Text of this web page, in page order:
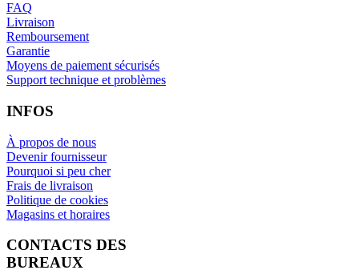
FAQ
Livraison
Remboursement
Garantie
Moyens de paiement sécurisés
Support technique et problèmes
INFOS
À propos de nous
Devenir fournisseur
Pourquoi si peu cher
Frais de livraison
Politique de cookies
Magasins et horaires
CONTACTS DES
BUREAUX